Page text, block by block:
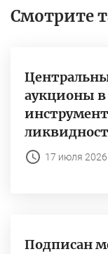
Смотрите
аукционы в
17 июля 2026
Подписан